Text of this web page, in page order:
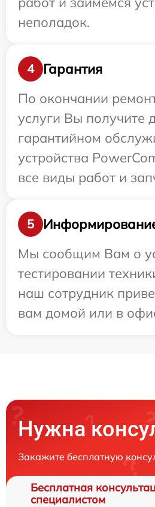
неполадок.
4
Гарантия
По окончании
услуги Вы получите
гарантийном
устройства
все виды работ и
5
Мы сообщим Вам о
тестировании
наш сотрудник
вам домой или в
Нужна
Закажите бесплатную
Бесплатная
специалистом